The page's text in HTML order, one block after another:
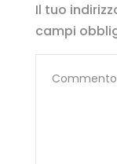
Il tuo
campi